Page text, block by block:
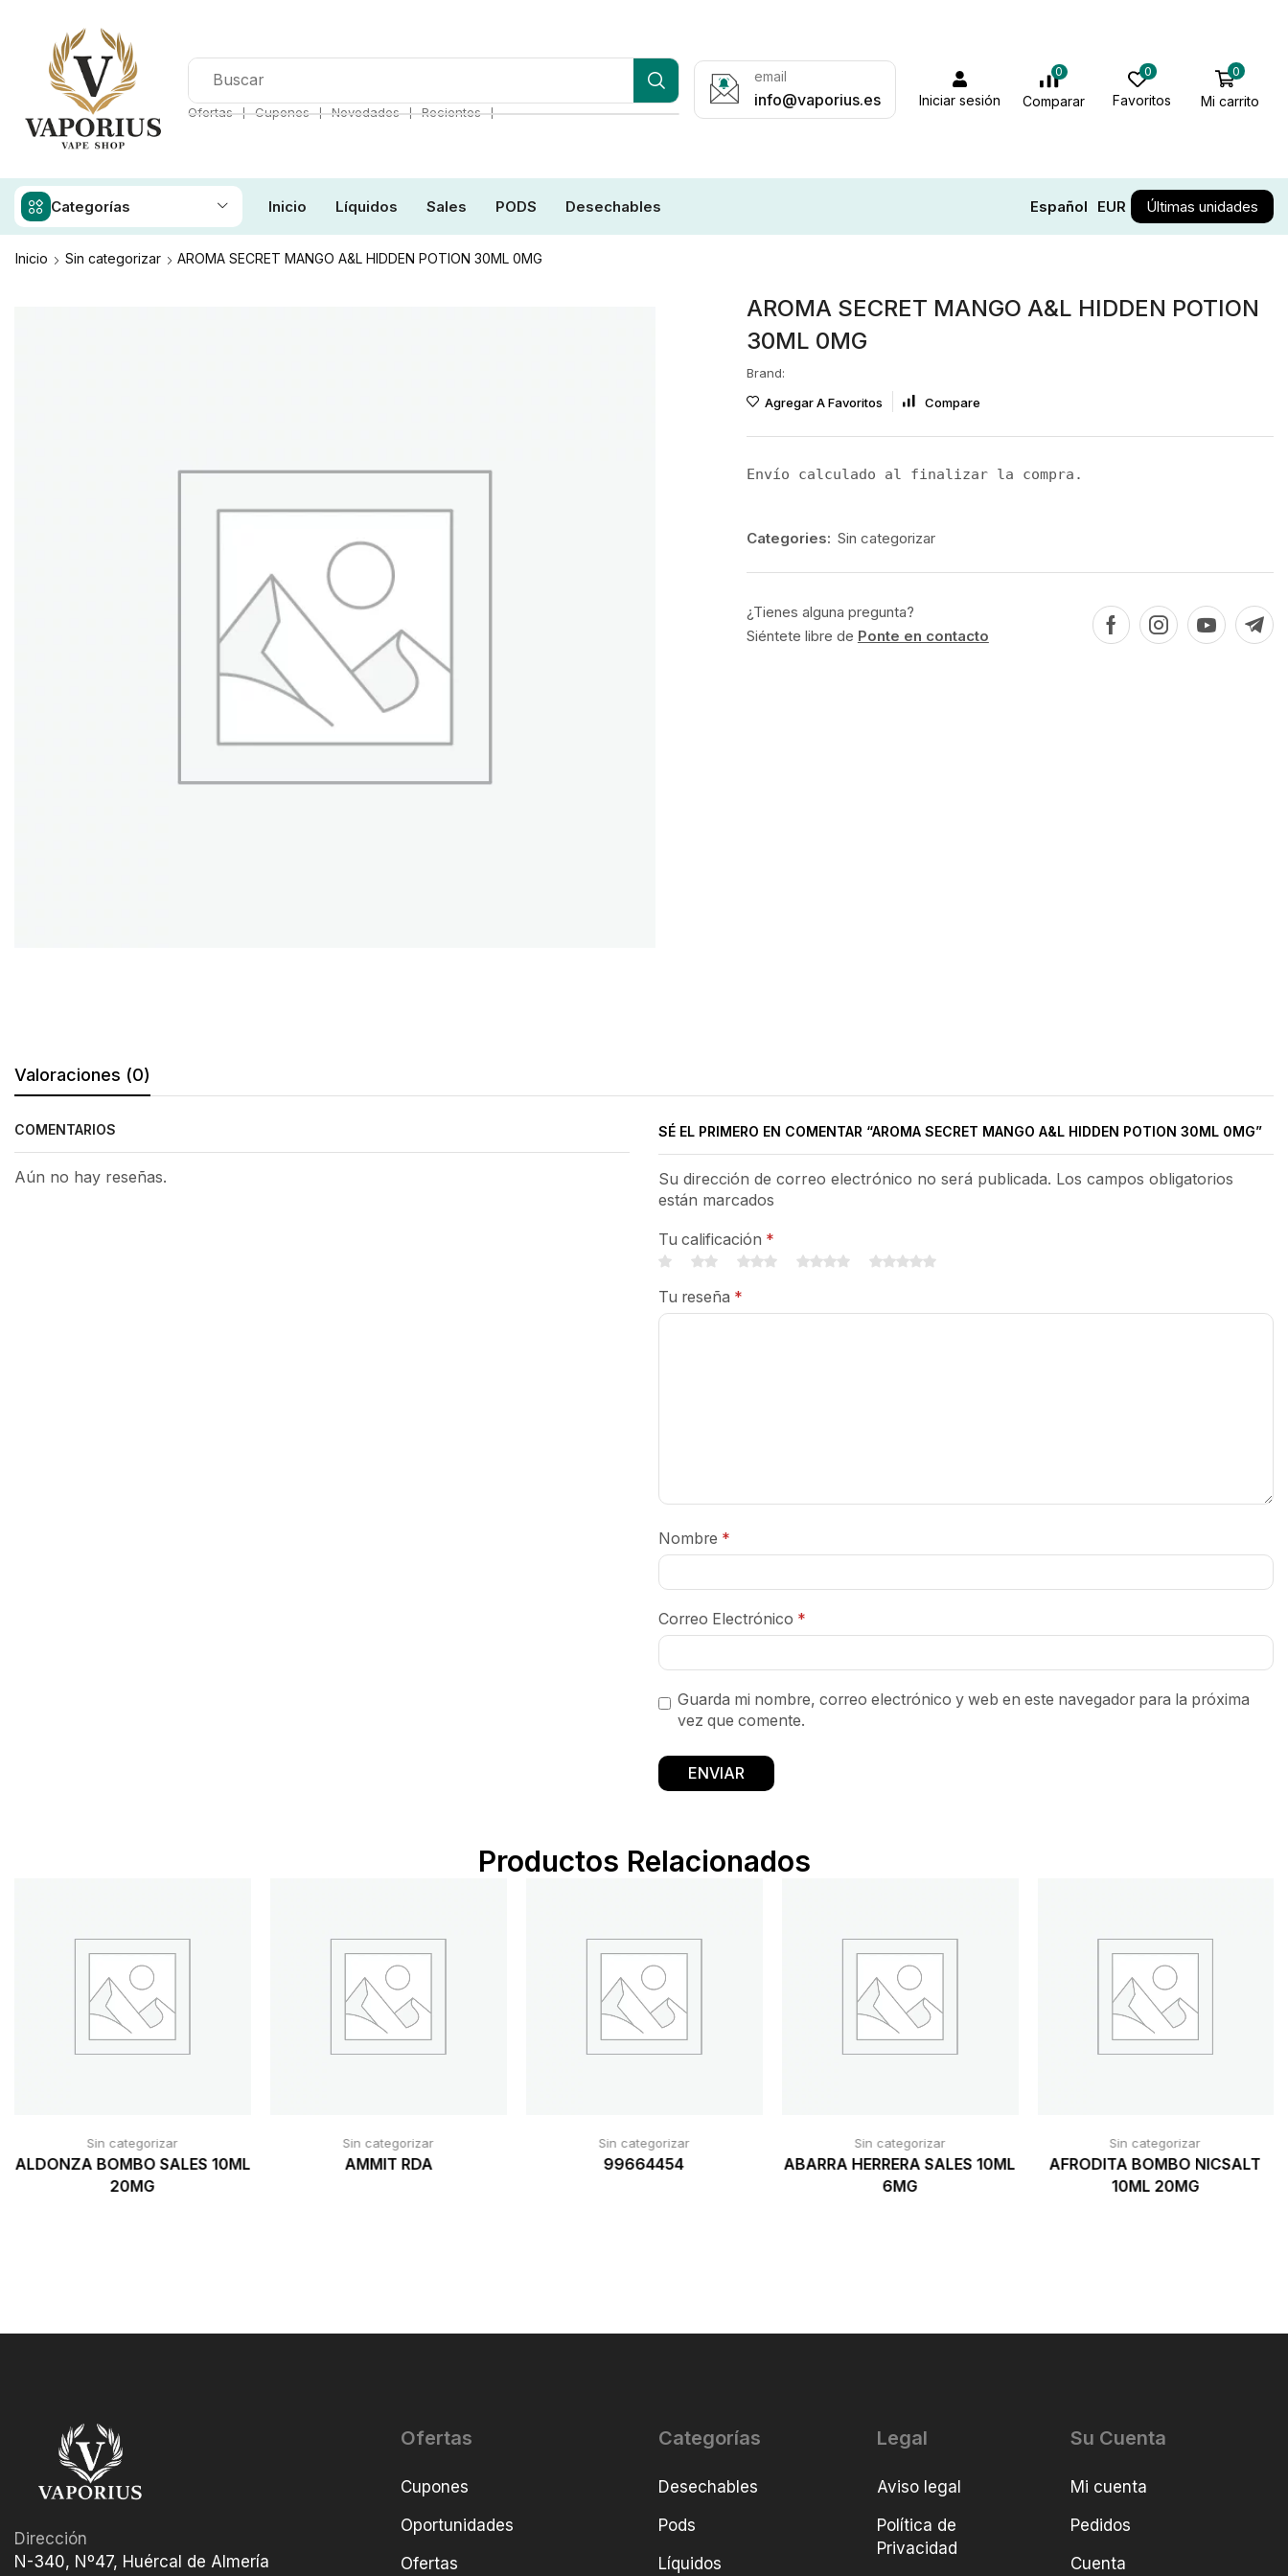
Ofertas ❘ Cupones ❘ Novedades ❘ Recientes ❘
email
info@vaporius.es Iniciar sesión
0
Comparar
0
Favoritos
0
Mi carrito
Categorías Inicio Líquidos Sales PODS Desechables Español EUR Últimas unidades
Inicio Sin categorizar AROMA SECRET MANGO A&L HIDDEN POTION 30ML 0MG
AROMA SECRET MANGO A&L HIDDEN POTION
30ML 0MG
Brand:
Agregar A Favoritos
Compare
Envío calculado al finalizar la compra.
Categories: Sin categorizar
¿Tienes alguna pregunta?
Siéntete libre de Ponte en contacto
Valoraciones (0)
COMENTARIOS
Aún no hay reseñas.
SÉ EL PRIMERO EN COMENTAR “AROMA SECRET MANGO A&L HIDDEN POTION 30ML 0MG”
Su dirección de correo electrónico no será publicada. Los campos obligatorios
están marcados
Tu calificación *
Tu reseña *
Nombre *
Correo Electrónico *
Guarda mi nombre, correo electrónico y web en este navegador para la próxima
vez que comente.
Productos Relacionados
Sin categorizar
ALDONZA BOMBO SALES 10ML
20MG
Sin categorizar
AMMIT RDA
Sin categorizar
99664454
Sin categorizar
ABARRA HERRERA SALES 10ML
6MG
Sin categorizar
AFRODITA BOMBO NICSALT
10ML 20MG
Dirección
N-340, Nº47, Huércal de Almería
Ofertas
Cupones
Oportunidades
Ofertas
Categorías
Desechables
Pods
Líquidos
Legal
Aviso legal
Política de
Privacidad
Su Cuenta
Mi cuenta
Pedidos
Cuenta